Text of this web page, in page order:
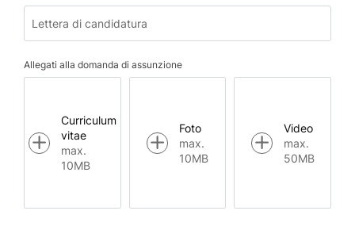
Lettera di candidatura
Allegati alla domanda di assunzione
Curriculum
vitae
max.
10MB
Foto
max.
10MB
Video
max.
50MB